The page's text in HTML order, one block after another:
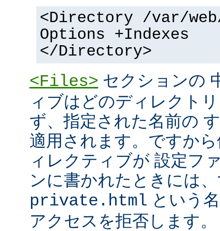
<Directory /var/
Options +Indexes
</Directory>
<Files> セクションの
ィブはどのディレクト
ず、指定された名前の
適用されます。ですか
ィレクティブが 設定フ
ンに書かれたときには
private.html という
アクセスを拒否します。